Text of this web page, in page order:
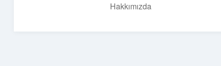
Hakkımızda